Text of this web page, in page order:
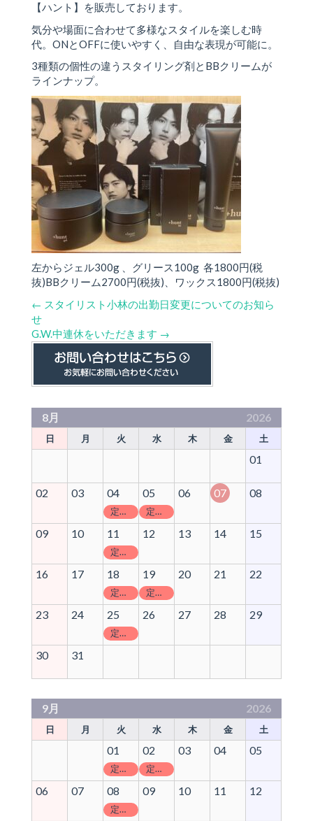
【ハント】を販売しております。
気分や場面に合わせて多様なスタイルを楽しむ時
代。ONとOFFに使いやすく、自由な表現が可能に。
3種類の個性の違うスタイリング剤とBBクリームが
ラインナップ。
左からジェル300g 、グリース100g 各1800円(税
抜)BBクリーム2700円(税抜)、ワックス1800円(税抜)
← スタイリスト小林の出勤日変更についてのお知ら
せ
G.W.中連休をいただきます →
8月 2026
日 月 火 水 木 金 土
01
02 03 04
定休日
05
定休日
06 07 08
09 10 11
定休日
12 13 14 15
16 17 18
定休日
19
定休日
20 21 22
23 24 25
定休日
26 27 28 29
30 31
9月 2026
日 月 火 水 木 金 土
01
定休日
02
定休日
03 04 05
06 07 08
定休日
09 10 11 12